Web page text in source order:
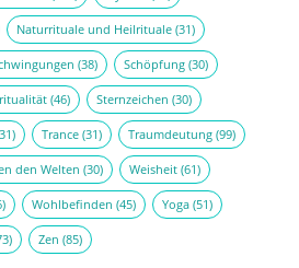
Naturrituale und Heilrituale(31)
(38) Schöpfung(30)
(46) Sternzeichen (30)
Trance(31) Traumdeutung(99)
den Welten (30) Weisheit(61)
Wohlbefinden (45) Yoga(51)
Zen (85)